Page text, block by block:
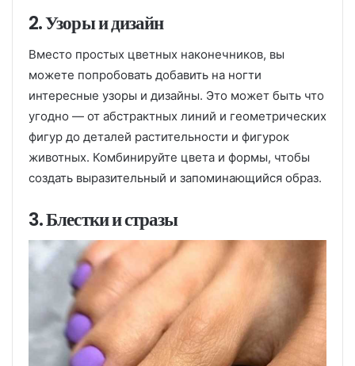
2. Узоры и дизайн
Вместо простых цветных наконечников, вы
можете попробовать добавить на ногти
интересные узоры и дизайны. Это может быть что
угодно — от абстрактных линий и геометрических
фигур до деталей растительности и фигурок
животных. Комбинируйте цвета и формы, чтобы
создать выразительный и запоминающийся образ.
3. Блестки и стразы